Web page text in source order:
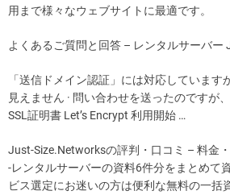
用まで様々なウェブサイトに最適です。
よくあるご質問と回答 – レンタルサーバー
「送信ドメイン認証」には対応しています
見えません · 問い合わせを送ったのですが
SSL証明書 Let’s Encrypt 利用開始 …
Just-Size.Networksの評判・口コミ – 料金
-レンタルサーバーの資料6件分をまとめて
ビス選定にお迷いの方は便利な無料の一括